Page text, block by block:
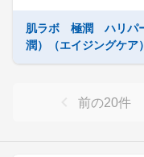
肌ラボ 極潤 ハリパ
潤）（エイジングケア）
前の20件